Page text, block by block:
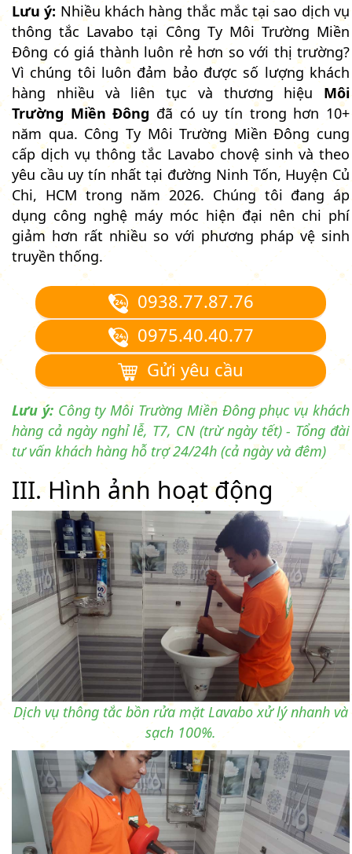
Lưu ý: Nhiều khách hàng thắc mắc tại sao dịch vụ
thông tắc Lavabo tại Công Ty Môi Trường Miền
Đông có giá thành luôn rẻ hơn so với thị trường?
Vì chúng tôi luôn đảm bảo được số lượng khách
hàng nhiều và liên tục và thương hiệu Môi
Trường Miền Đông đã có uy tín trong hơn 10+
năm qua. Công Ty Môi Trường Miền Đông cung
cấp dịch vụ thông tắc Lavabo chovệ sinh và theo
yêu cầu uy tín nhất tại đường Ninh Tốn, Huyện Củ
Chi, HCM trong năm 2026. Chúng tôi đang áp
dụng công nghệ máy móc hiện đại nên chi phí
giảm hơn rất nhiều so với phương pháp vệ sinh
truyền thống.
0938.77.87.76
0975.40.40.77
Gửi yêu cầu
Lưu ý:Công ty Môi Trường Miền Đông phục vụ khách
hàng cả ngày nghỉ lễ, T7, CN (trừ ngày tết) - Tổng đài
tư vấn khách hàng hỗ trợ 24/24h (cả ngày và đêm)
III. Hình ảnh hoạt động
Dịch vụ thông tắc bồn rửa mặt Lavabo xử lý nhanh và
sạch 100%.